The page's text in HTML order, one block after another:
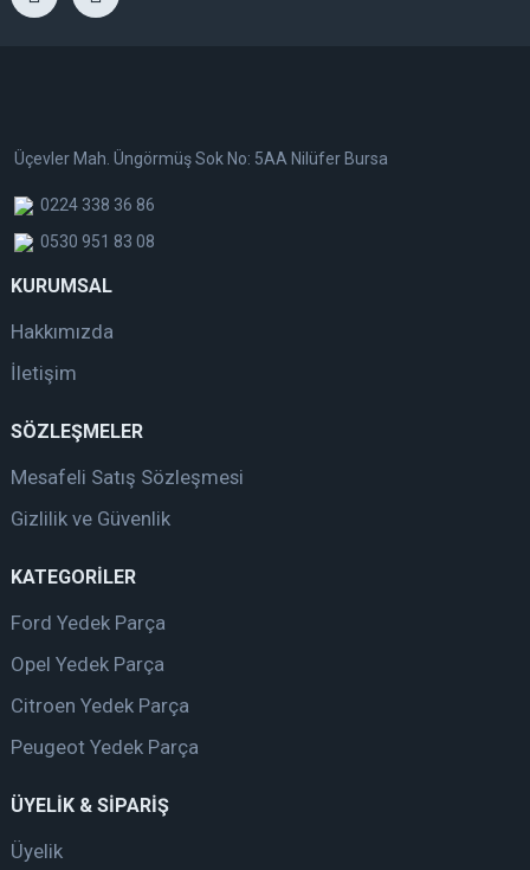
Üçevler Mah. Üngörmüş Sok No: 5AA Nilüfer Bursa
0224 338 36 86
0530 951 83 08
KURUMSAL
Hakkımızda
İletişim
SÖZLEŞMELER
Mesafeli Satış Sözleşmesi
Gizlilik ve Güvenlik
KATEGORİLER
Ford Yedek Parça
Opel Yedek Parça
Citroen Yedek Parça
Peugeot Yedek Parça
ÜYELİK & SİPARİŞ
Üyelik